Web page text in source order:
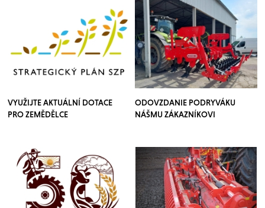
VYUŽIJTE AKTUÁLNÍ DOTACE
PRO ZEMĚDĚLCE
ODOVZDANIE PODRYVÁKU
NÁŠMU ZÁKAZNÍKOVI